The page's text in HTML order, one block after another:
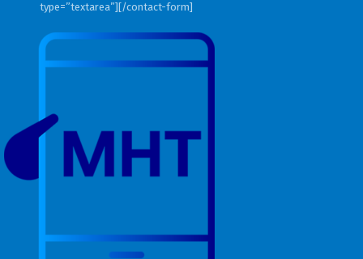
type=”textarea”][/contact-form]